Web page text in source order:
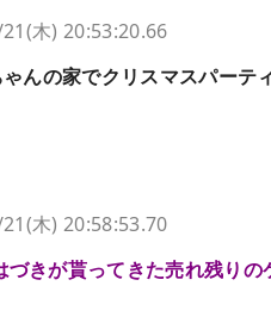
木) 20:53:20.66
んの家でクリスマスパーテ
木) 20:58:53.70
きが貰ってきた売れ残り